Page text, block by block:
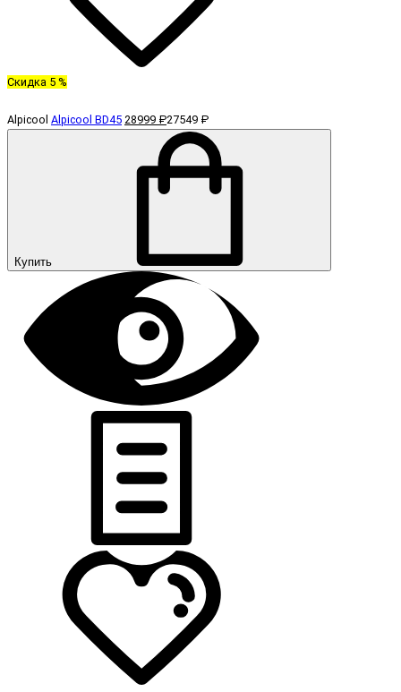
Скидка 5 %
Alpicool Alpicool BD45 28999 ₽27549 ₽
Купить